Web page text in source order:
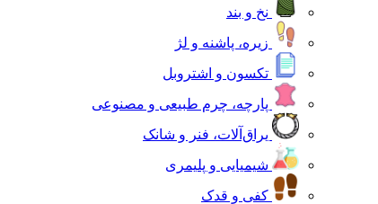
نخ و بند
زیره، پاشنه و لژ
تکسون و اشتروبل
پارچه، چرم طبیعی و مصنوعی
یراق‌آلات، فنر و شانک
شیمیایی و پلیمری
کفی و قدک